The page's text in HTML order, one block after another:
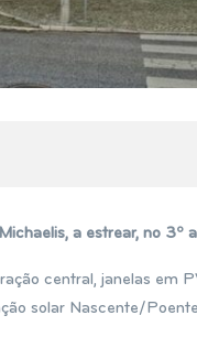
a estrear, no 3º
central, janelas em
solar Nascente/